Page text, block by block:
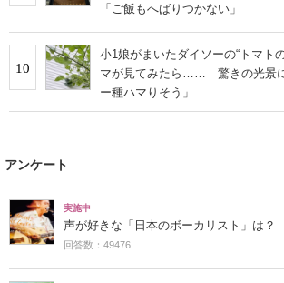
「ご飯もへばりつかない」
10
小1娘がまいたダイソーの“トマト
マが見てみたら…… 驚きの光景
ー種ハマりそう」
アンケート
実施中
声が好きな「日本のボーカリスト」は？
回答数：49476